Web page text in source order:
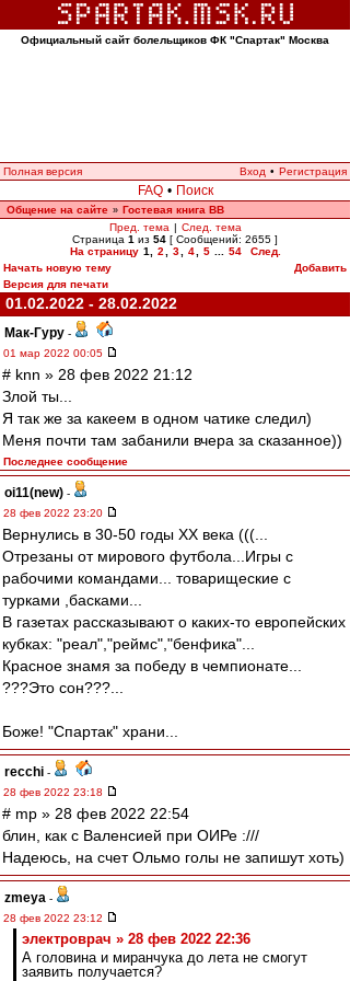
Официальный сайт болельщиков ФК "Спартак" Москва
Полная версия Вход • Регистрация
FAQ • Поиск
Общение на сайте » Гостевая книга ВВ
Пред. тема | След. тема
Страница 1 из 54 [ Сообщений: 2655 ]
На страницу 1 2 3 4 5 54
След.
Начать новую тему
Добавить
Версия для печати
01.02.2022 - 28.02.2022
Мак-Гуру -
01 мар 2022 00:05
# knn » 28 фев 2022 21:12
Злой ты...
Я так же за какеем в одном чатике следил)
Меня почти там забанили вчера за сказанное))
Последнее сообщение
oi11(new) -
28 фев 2022 23:20
Вернулись в 30-50 годы ХХ века (((...
Отрезаны от мирового футбола...Игры с
рабочими командами... товарищеские с
турками ,басками...
В газетах рассказывают о каких-то европейских
кубках: "реал","реймс","бенфика"...
Красное знамя за победу в чемпионате...
???Это сон???...
Боже! "Спартак" храни...
recchi -
28 фев 2022 23:18
# mp » 28 фев 2022 22:54
блин, как с Валенсией при ОИРе :///
Надеюсь, на счет Ольмо голы не запишут хоть)
zmeya -
28 фев 2022 23:12
электроврач » 28 фев 2022 22:36
А головина и миранчука до лета не смогут
заявить получается?